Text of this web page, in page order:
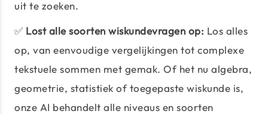
uit te zoeken.
✅ Lost alle soorten wiskundevragen op: Los alles
op, van eenvoudige vergelijkingen tot complexe
tekstuele sommen met gemak. Of het nu algebra,
geometrie, statistiek of toegepaste wiskunde is,
onze AI behandelt alle niveaus en soorten